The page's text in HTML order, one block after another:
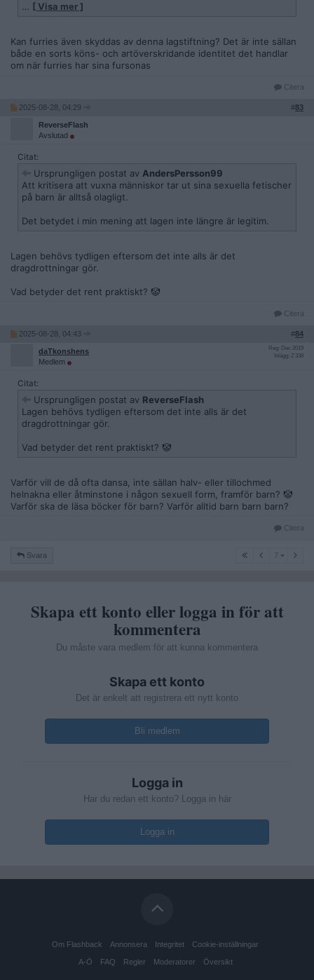
Samtidigt infördes motsvarande ändring i
diskrimineringslagen. Apropå hur det begreppet ska tolkas
hittar man följande i lagens förarbeten (
Om ett könsöverskridande uttryck är
straffbarheten spelar det alltså ingen roll om
diskrimineringen sker på grund av att någon är
av personer av annat kön, exempelvis för en
fest.
borde kastas i papperskorgen, men det tycks mig som om
… [ Visa mer ]
Kan furries även skyddas av denna lagstiftning? Det är inte sällan
både en sorts köns- och artöverskridande identitet det handlar
om när furries har sina fursonas
Citera
2025-08-28, 04:29 #83
ReverseFlash
Avslutad
Citat:
Ursprungligen postat av AndersPersson99
Att kritisera att vuxna människor tar ut sina sexuella fetischer
på barn är alltså olagligt.
Det betydet i min mening att lagen inte längre är legitim.
Lagen behövs tydligen eftersom det inte alls är det
dragdrottningar gör.
Vad betyder det rent praktiskt? 🤡
Citera
2025-08-28, 04:43 #84
daTkonshens
Medlem
Reg: Dec 2019
Inlägg: 2 338
Citat:
Ursprungligen postat av ReverseFlash
Lagen behövs tydligen eftersom det inte alls är det
dragdrottningar gör.
Vad betyder det rent praktiskt? 🤡
Varför vill de då ofta dansa, inte sällan halv- eller tillochmed
helnakna eller åtminstone i någon sexuell form, framför barn? 🤡
Varför ska de läsa böcker för barn? Varför alltid barn barn barn?
Citera
Svara
Skapa ett konto eller logga in för att
kommentera
Du måste vara medlem för att kunna kommentera
Skapa ett konto
Det är enkelt att registrera ett nytt konto
Bli medlem
Logga in
Har du redan ett konto? Logga in här
Logga in
Om Flashback Annonsera Integritet Cookie-inställningar
A-Ö FAQ Regler Moderatorer Översikt